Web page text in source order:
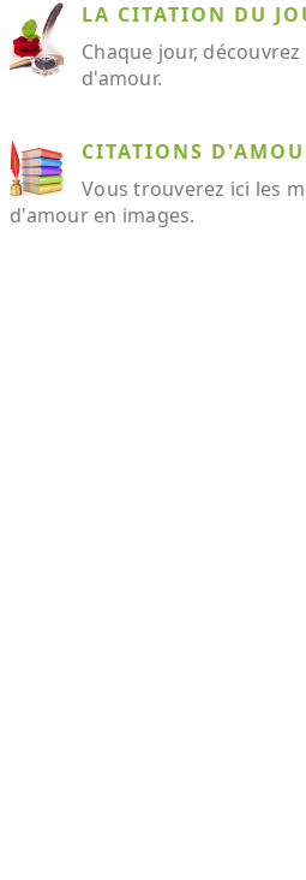
LA CITATION DU
Chaque jour,
d'amour.
CITATIONS
Vous trouverez ici les
d'amour en images.